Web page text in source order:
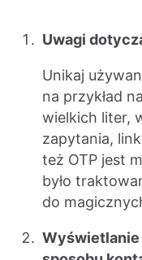
Uwagi
Unikaj
na przykład
wielkich liter,
zapytania,
też OTP jest
było
do